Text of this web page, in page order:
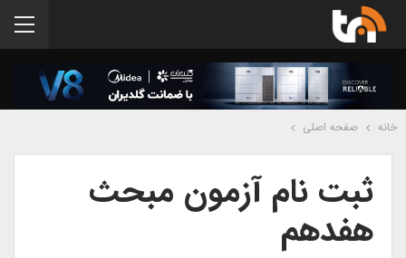
خانه صفحه اصلی
ثبت نام آزمون مبحث
هفدهم